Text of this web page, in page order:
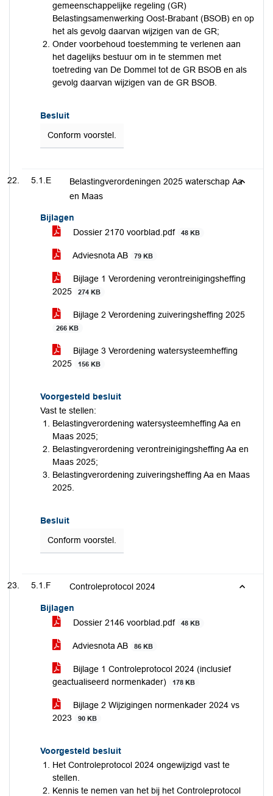
gemeenschappelijke regeling (GR)
Belastingsamenwerking Oost-Brabant (BSOB) en op
het als gevolg daarvan wijzigen van de GR;
Onder voorbehoud toestemming te verlenen aan
het dagelijks bestuur om in te stemmen met
toetreding van De Dommel tot de GR BSOB en als
gevolg daarvan wijzigen van de GR BSOB.
Besluit
Conform voorstel.
5.1.E
Belastingverordeningen 2025 waterschap Aa
en Maas
Bijlagen
Dossier 2170 voorblad.pdf
48 KB
Adviesnota AB 79 KB
Bijlage 1 Verordening verontreinigingsheffing
2025
274 KB
Bijlage 2 Verordening zuiveringsheffing 2025
266 KB
Bijlage 3 Verordening watersysteemheffing
2025
156 KB
Voorgesteld besluit
Vast te stellen:
Belastingverordening watersysteemheffing Aa en
Maas 2025;
Belastingverordening verontreinigingsheffing Aa en
Maas 2025;
Belastingverordening zuiveringsheffing Aa en Maas
2025.
Besluit
Conform voorstel.
5.1.F Controleprotocol 2024
Bijlagen
Dossier 2146 voorblad.pdf
48 KB
Adviesnota AB 86 KB
Bijlage 1 Controleprotocol 2024 (inclusief
geactualiseerd normenkader)
178 KB
Bijlage 2 Wijzigingen normenkader 2024 vs
2023
90 KB
Voorgesteld besluit
Het Controleprotocol 2024 ongewijzigd vast te
stellen.
Kennis te nemen van het bij het Controleprotocol